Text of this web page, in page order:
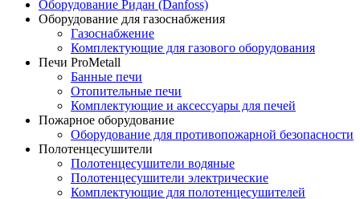
Оборудование Ридан (Danfoss)
Оборудование для газоснабжения
Газоснабжение
Комплектующие для газового оборудования
Печи ProMetall
Банные печи
Отопительные печи
Комплектующие и аксессуары для печей
Пожарное оборудование
Оборудование для противопожарной безопасности
Полотенцесушители
Полотенцесушители водяные
Полотенцесушители электрические
Комплектующие для полотенцесушителей